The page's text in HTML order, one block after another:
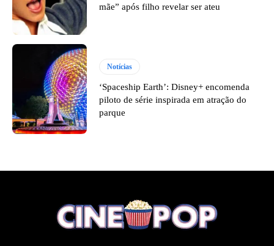
mãe” após filho revelar ser ateu
Notícias
‘Spaceship Earth’: Disney+ encomenda
piloto de série inspirada em atração do
parque